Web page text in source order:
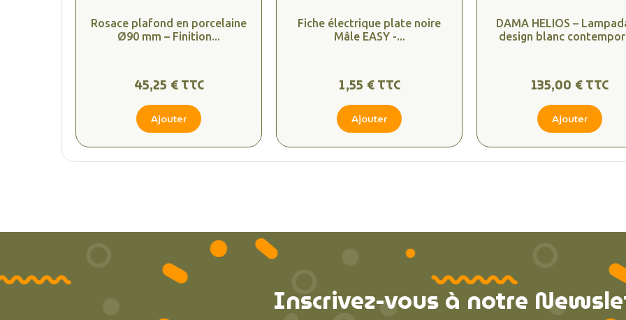
Rosace plafond en porcelaine
Ø90 mm – Finition...
45,25 € TTC
Ajouter
Fiche électrique plate noire
Mâle EASY -...
1,55 € TTC
Ajouter
DAMA HELIOS –
design blanc
135,00 € TTC
Ajouter
Inscrivez-vous à notre